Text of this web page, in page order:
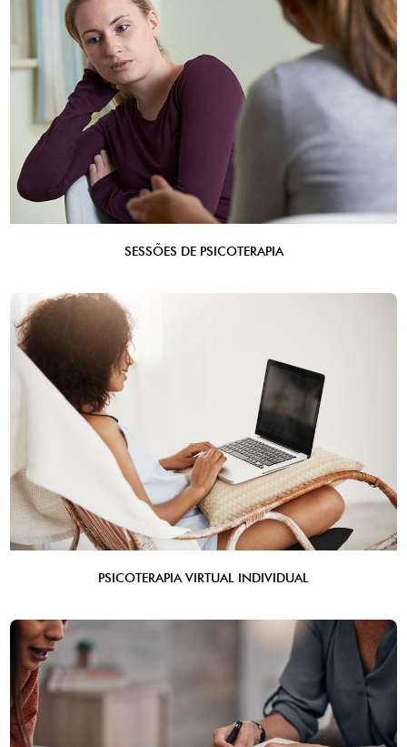
SESSÕES DE PSICOTERAPIA
PSICOTERAPIA VIRTUAL INDIVIDUAL